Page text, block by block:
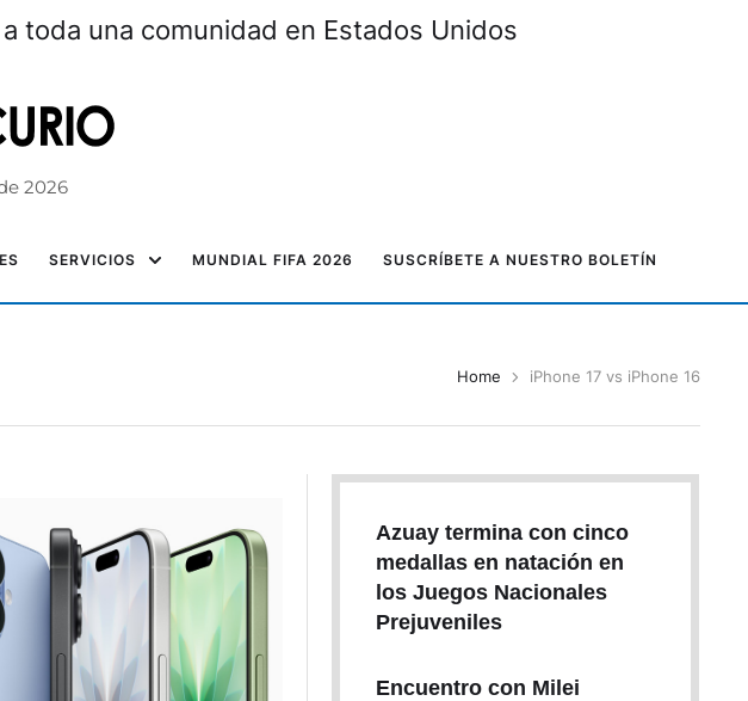
toda una comunidad en Estados Unidos
2026
SERVICIOS MUNDIAL FIFA 2026 SUSCRÍBETE A NUESTRO BOLETÍN
Home iPhone 17 vs iPhone 16
Azuay termina con cinco
medallas en natación en
los Juegos Nacionales
Prejuveniles
Encuentro con Milei